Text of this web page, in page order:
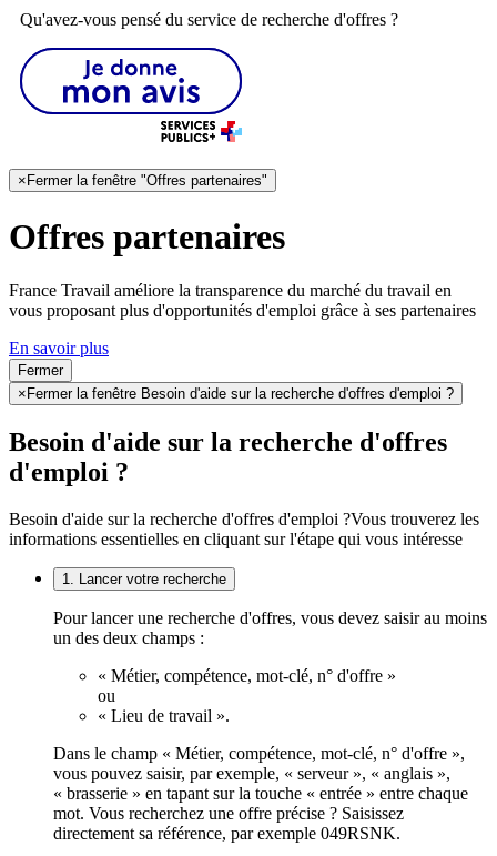
Qu'avez-vous pensé du service de recherche d'offres ?
× Fermer la fenêtre "Offres partenaires"
Offres partenaires
France Travail améliore la transparence du marché du travail en
vous proposant plus d'opportunités d'emploi grâce à ses partenaires
En savoir plus
Fermer
× Fermer la fenêtre Besoin d'aide sur la recherche d'offres d'emploi ?
Besoin d'aide sur la recherche d'offres
d'emploi ?
Besoin d'aide sur la recherche d'offres d'emploi ?Vous trouverez les
informations essentielles en cliquant sur l'étape qui vous intéresse
1. Lancer votre recherche
Pour lancer une recherche d'offres, vous devez saisir au moins
un des deux champs :
« Métier, compétence, mot-clé, n° d'offre »
ou
« Lieu de travail ».
Dans le champ « Métier, compétence, mot-clé, n° d'offre »,
vous pouvez saisir, par exemple, « serveur », « anglais »,
« brasserie » en tapant sur la touche « entrée » entre chaque
mot. Vous recherchez une offre précise ? Saisissez
directement sa référence, par exemple 049RSNK.